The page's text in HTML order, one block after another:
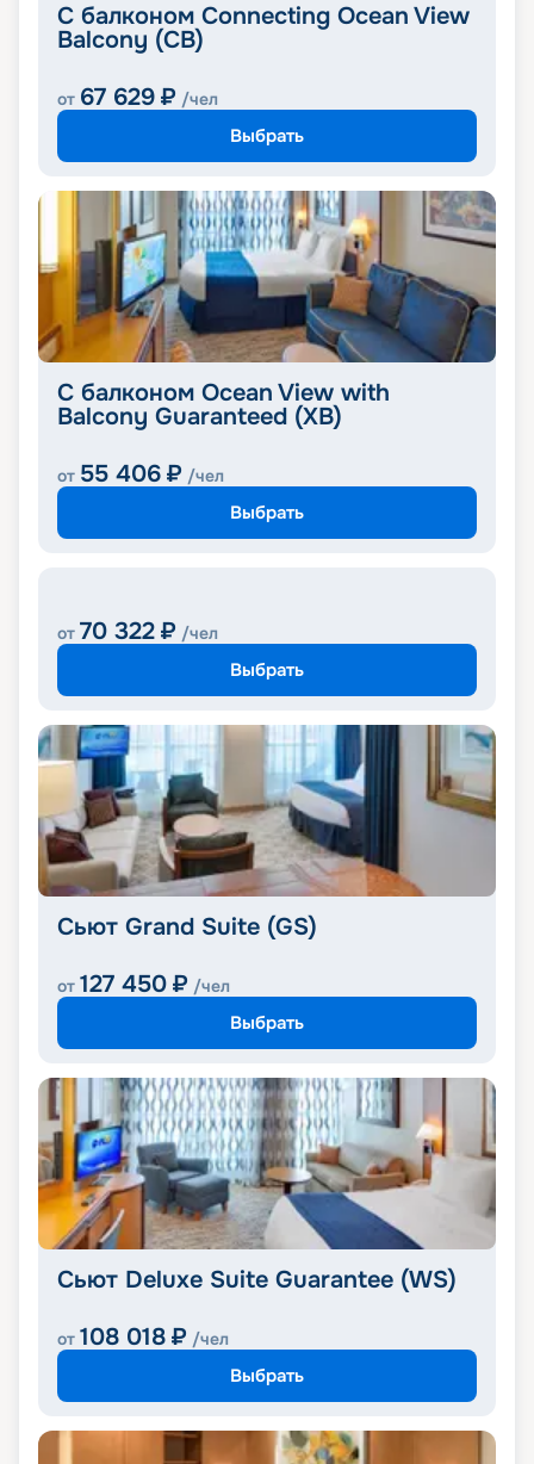
С балконом Connecting Ocean View
Balcony (CB)
от 67 629 ₽ /чел
Выбрать
С балконом Ocean View with
Balcony Guaranteed (XB)
от 55 406 ₽ /чел
Выбрать
от 70 322 ₽ /чел
Выбрать
Сьют Grand Suite (GS)
от 127 450 ₽ /чел
Выбрать
Сьют Deluxe Suite Guarantee (WS)
от 108 018 ₽ /чел
Выбрать